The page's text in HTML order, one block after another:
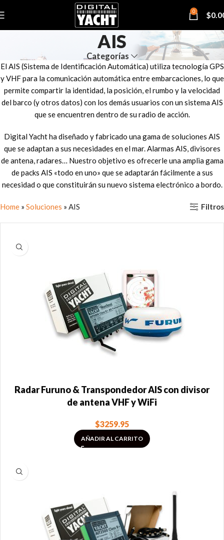
0 $
AIS
Categorías
El AIS (Sistema de Identificación Automática) utiliza tecnología GPS
y VHF para la comunicación automática entre embarcaciones, lo que
permite compartir la identidad, la posición, el rumbo y la velocidad
del barco (y otros datos) con los demás usuarios con un sistema AIS
que se encuentren dentro de su radio de acción.
Digital Yacht ha diseñado y fabricado una gama de soluciones AIS
que se adaptan a sus necesidades en el mar. Alarmas AIS, divisores
de antena, radares… Nuestro objetivo es ofrecerle una amplia gama
de packs AIS «todo en uno» que se adaptarán fácilmente a sus
necesidad o que constituirán su nuevo sistema electrónico a bordo.
Home » Soluciones » AIS Filtros
Radar Furuno & Transpondedor AIS con divisor
de antena VHF y WiFi
$3259.95
AÑADIR AL CARRITO